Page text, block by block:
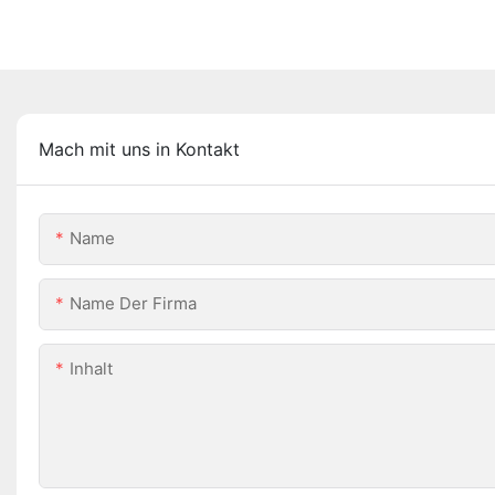
Mach mit uns in Kontakt
Name
Name Der Firma
Inhalt